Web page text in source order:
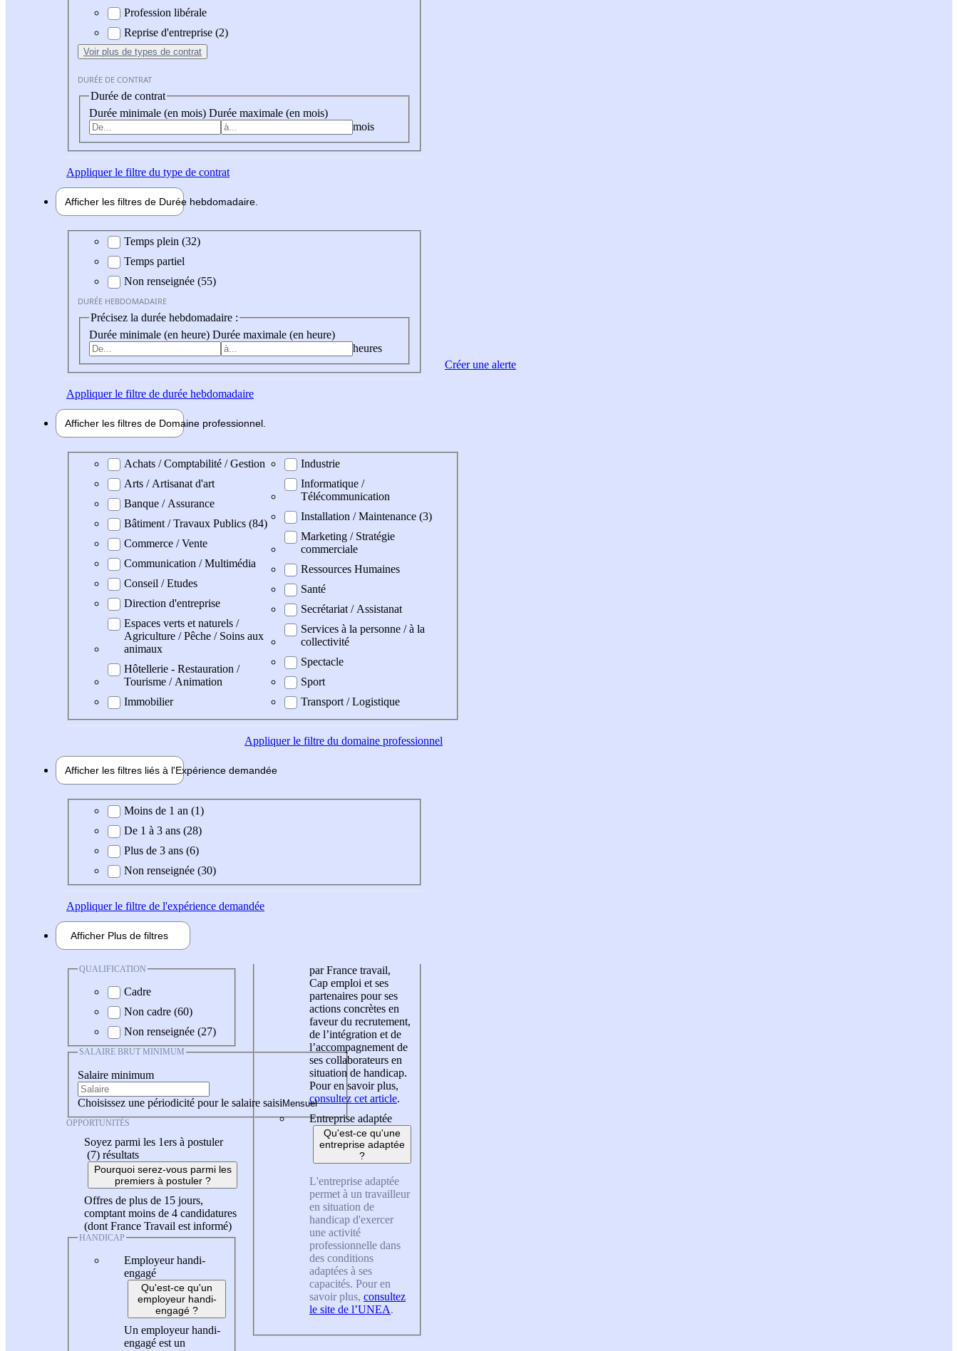
Profession libérale
Reprise d'entreprise (2)
Voir plus de types de contrat
DURÉE DE CONTRAT
Durée de contrat
Durée minimale (en mois) Durée maximale (en mois)
mois
Appliquerle filtre du type de contrat
Afficher les filtres de Durée hebdomadaire
Durée hebdomadaire
Temps plein (32)
Temps partiel
Non renseignée (55)
DURÉE HEBDOMADAIRE
Précisez la durée hebdomadaire :
Durée minimale (en heure) Durée maximale (en heure)
heures
Appliquerle filtre de durée hebdomadaire
Afficher les filtres de Domaine professionnel
Domaine professionel
Achats / Comptabilité / Gestion
Arts / Artisanat d'art
Banque / Assurance
Bâtiment / Travaux Publics (84)
Commerce / Vente
Communication / Multimédia
Conseil / Etudes
Direction d'entreprise
Espaces verts et naturels /
Agriculture / Pêche / Soins aux
animaux
Hôtellerie - Restauration /
Tourisme / Animation
Immobilier
Industrie
Informatique /
Télécommunication
Installation / Maintenance (3)
Marketing / Stratégie
commerciale
Ressources Humaines
Santé
Secrétariat / Assistanat
Services à la personne / à la
collectivité
Spectacle
Sport
Transport / Logistique
Appliquerle filtre du domaine professionnel
Afficher les filtres liés à l'Expérience demandée
Expérience demandée
Moins de 1 an (1)
De 1 à 3 ans (28)
Plus de 3 ans (6)
Non renseignée (30)
Appliquerle filtre de l'expérience demandée
Afficher Plus de filtres
QUALIFICATION
Cadre
Non cadre (60)
Non renseignée (27)
SALAIRE BRUT MINIMUM
Salaire minimum
Choisissez une périodicité pour le salaire saisi
OPPORTUNITÉS
Soyez parmi les 1ers à postuler
(7) résultats
Pourquoi serez-vous parmi les
premiers à postuler ?
Offres de plus de 15 jours,
comptant moins de 4 candidatures
(dont France Travail est informé)
HANDICAP
Employeur handi-
engagé
Qu'est-ce qu'un
employeur handi-
engagé ?
Un employeur handi-
engagé est un
par France travail,
Cap emploi et ses
partenaires pour ses
actions concrètes en
faveur du recrutement,
de l’intégration et de
l’accompagnement de
ses collaborateurs en
situation de handicap.
Pour en savoir plus,
consultez cet article.
Entreprise adaptée
Qu'est-ce qu'une
entreprise adaptée
?
L'entreprise adaptée
permet à un travailleur
en situation de
handicap d'exercer
une activité
professionnelle dans
des conditions
adaptées à ses
capacités. Pour en
savoir plus, consultez
le site de l’UNEA.
Créer une alerte